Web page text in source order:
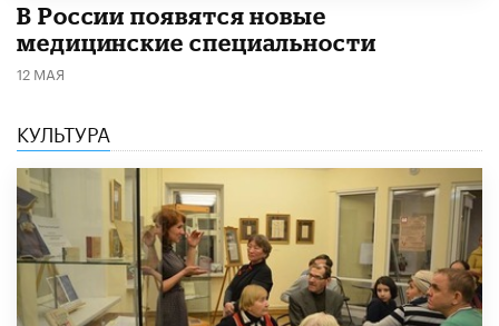
В России появятся новые
медицинские специальности
12 МАЯ
КУЛЬТУРА